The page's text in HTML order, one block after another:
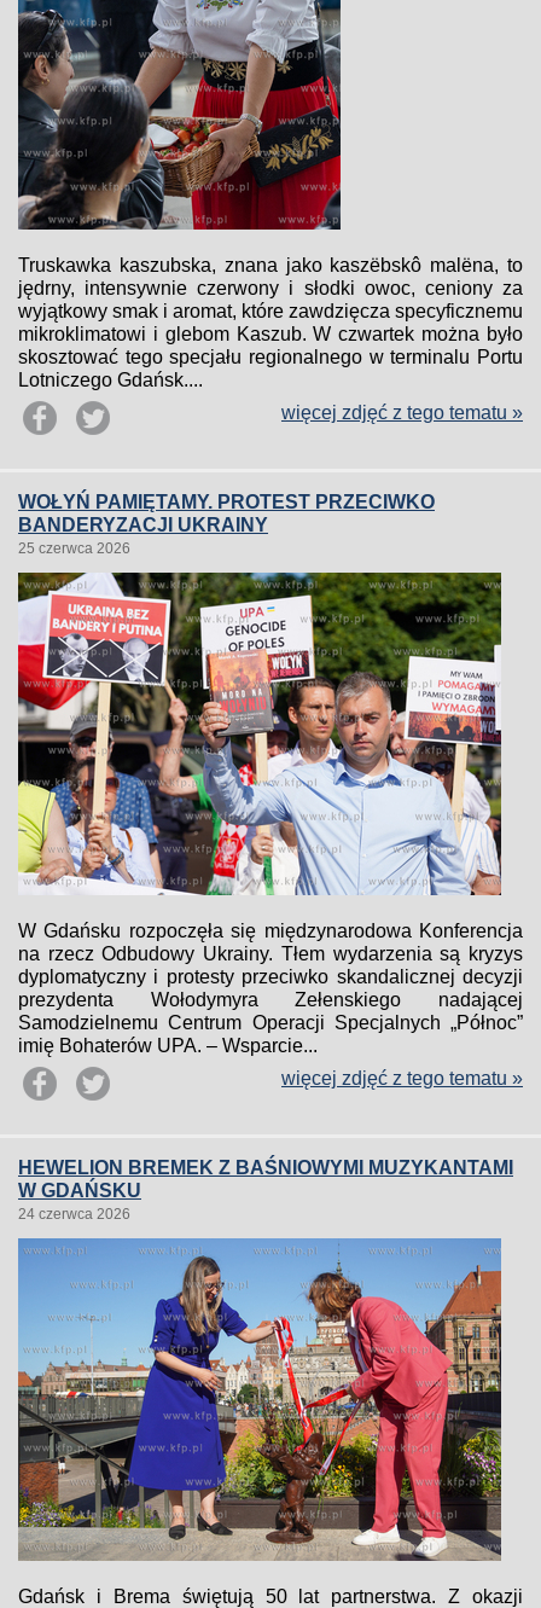
Truskawka kaszubska, znana jako kaszëbskô malëna, to
jędrny, intensywnie czerwony i słodki owoc, ceniony za
wyjątkowy smak i aromat, które zawdzięcza specyficznemu
mikroklimatowi i glebom Kaszub. W czwartek można było
skosztować tego specjału regionalnego w terminalu Portu
Lotniczego Gdańsk....
więcej zdjęć z tego tematu »
WOŁYŃ PAMIĘTAMY. PROTEST PRZECIWKO
BANDERYZACJI UKRAINY
25 czerwca 2026
W Gdańsku rozpoczęła się międzynarodowa Konferencja
na rzecz Odbudowy Ukrainy. Tłem wydarzenia są kryzys
dyplomatyczny i protesty przeciwko skandalicznej decyzji
prezydenta Wołodymyra Zełenskiego nadającej
Samodzielnemu Centrum Operacji Specjalnych „Północ”
imię Bohaterów UPA. – Wsparcie...
więcej zdjęć z tego tematu »
HEWELION BREMEK Z BAŚNIOWYMI MUZYKANTAMI
W GDAŃSKU
24 czerwca 2026
Gdańsk i Brema świętują 50 lat partnerstwa. Z okazji